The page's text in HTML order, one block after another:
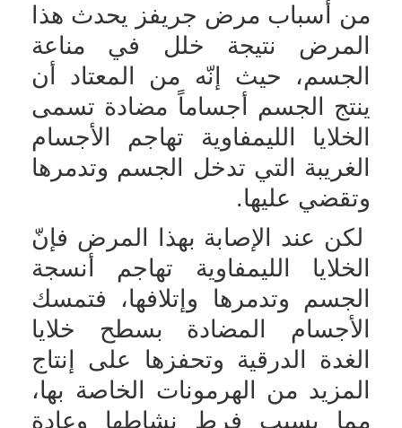
من أسباب مرض جريفز يحدث هذا
المرض نتيجة خلل في مناعة
الجسم، حيث إنّه من المعتاد أن
ينتج الجسم أجساماً مضادة تسمى
الخلايا الليمفاوية تهاجم الأجسام
الغريبة التي تدخل الجسم وتدمرها
وتقضي عليها.
لكن عند الإصابة بهذا المرض فإنّ
الخلايا الليمفاوية تهاجم أنسجة
الجسم وتدمرها وإتلافها، فتمسك
الأجسام المضادة بسطح خلايا
الغدة الدرقية وتحفزها على إنتاج
المزيد من الهرمونات الخاصة بها،
مما يسبب فرط نشاطها وعادة